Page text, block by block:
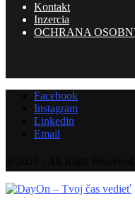
Kontakt
Inzercia
OCHRANA
Facebook
Instagram
Linkedin
Email